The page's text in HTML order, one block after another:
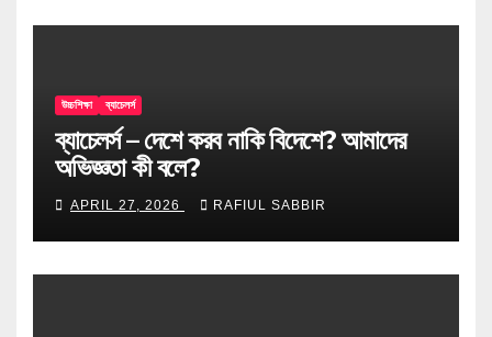
উচ্চশিক্ষা ব্যাচেলর্স
ব্যাচেলর্স – দেশে করব নাকি বিদেশে? আমাদের
অভিজ্ঞতা কী বলে?
APRIL 27, 2026 RAFIUL SABBIR